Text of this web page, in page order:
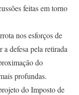
feitas em torno
nos esforços de
a defesa pela retirada
do
profundas.
do Imposto de